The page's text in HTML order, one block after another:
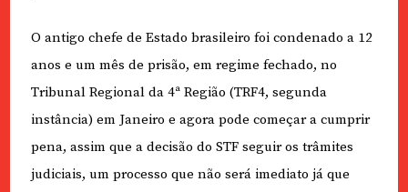
O antigo chefe de Estado brasileiro foi condenado a 12
anos e um mês de prisão, em regime fechado, no
Tribunal Regional da 4ª Região (TRF4, segunda
instância) em Janeiro e agora pode começar a cumprir
pena, assim que a decisão do STF seguir os trâmites
judiciais, um processo que não será imediato já que